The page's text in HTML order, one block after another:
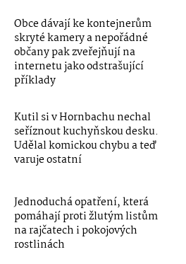
Obce dávají ke kontejnerům
skryté kamery a nepořádné
občany pak zveřejňují na
internetu jako odstrašující
příklady
Kutil si v Hornbachu nechal
seříznout kuchyňskou desku.
Udělal komickou chybu a teď
varuje ostatní
Jednoduchá opatření, která
pomáhají proti žlutým listům
na rajčatech i pokojových
rostlinách